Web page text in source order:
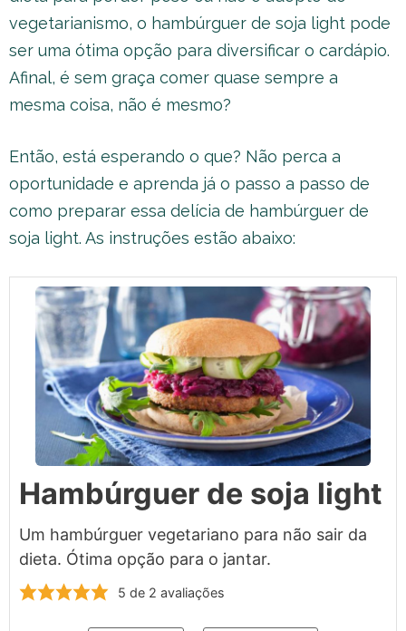
vegetarianismo, o hambúrguer de soja light pode
ser uma ótima opção para diversificar o cardápio.
Afinal, é sem graça comer quase sempre a
mesma coisa, não é mesmo?
Então, está esperando o que? Não perca a
oportunidade e aprenda já o passo a passo de
como preparar essa delícia de hambúrguer de
soja light. As instruções estão abaixo:
Hambúrguer de soja light
Um hambúrguer vegetariano para não sair da
dieta. Ótima opção para o jantar.
5 de 2 avaliações